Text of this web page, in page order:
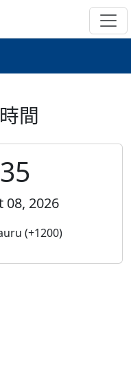
間
08, 2026
(+1200)